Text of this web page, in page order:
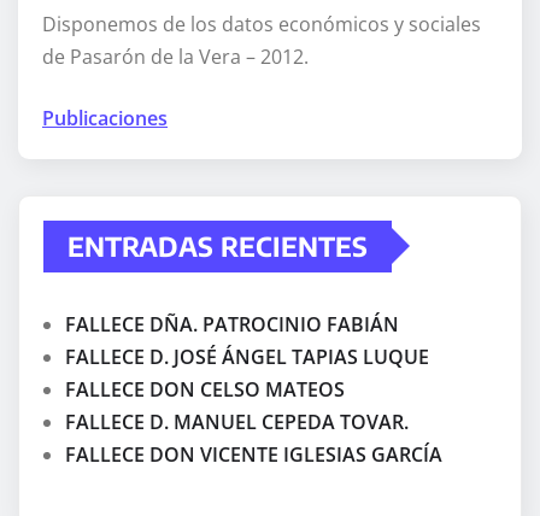
Disponemos de los datos económicos y sociales
de Pasarón de la Vera – 2012.
Publicaciones
ENTRADAS RECIENTES
FALLECE DÑA. PATROCINIO FABIÁN
FALLECE D. JOSÉ ÁNGEL TAPIAS LUQUE
FALLECE DON CELSO MATEOS
FALLECE D. MANUEL CEPEDA TOVAR.
FALLECE DON VICENTE IGLESIAS GARCÍA